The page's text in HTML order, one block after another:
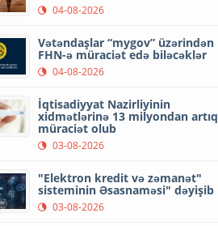
04-08-2026
Vətəndaşlar “mygov” üzərindən
FHN-ə müraciət edə biləcəklər
04-08-2026
İqtisadiyyat Nazirliyinin
xidmətlərinə 13 milyondan artıq
müraciət olub
03-08-2026
"Elektron kredit və zəmanət"
sisteminin Əsasnaməsi" dəyişib
03-08-2026